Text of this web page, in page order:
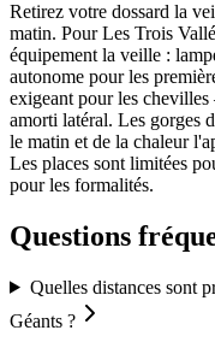
Retirez votre dossard la
matin. Pour Les Trois
équipement la veille :
autonome pour les
exigeant pour les
amorti latéral. Les gorges
le matin et de la chaleur
Les places sont limitées
pour les formalités.
Questions
Quelles distances sont
Géants ?